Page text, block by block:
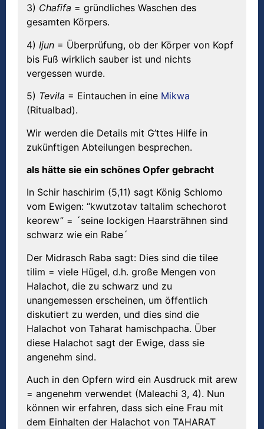
3) Chafifa = gründliches Waschen des
gesamten Körpers.
4) Ijun = Überprüfung, ob der Körper von Kopf
bis Fuß wirklich sauber ist und nichts
vergessen wurde.
5) Tevila = Eintauchen in eine Mikwa
(Ritualbad).
Wir werden die Details mit G’ttes Hilfe in
zukünftigen Abteilungen besprechen.
als hätte sie ein schönes Opfer gebracht
In Schir haschirim (5,11) sagt König Schlomo
vom Ewigen: “kwutzotav taltalim schechorot
keorew” = ´seine lockigen Haarsträhnen sind
schwarz wie ein Rabe´
Der Midrasch Raba sagt: Dies sind die tilee
tilim = viele Hügel, d.h. große Mengen von
Halachot, die zu schwarz und zu
unangemessen erscheinen, um öffentlich
diskutiert zu werden, und dies sind die
Halachot von Taharat hamischpacha. Über
diese Halachot sagt der Ewige, dass sie
angenehm sind.
Auch in den Opfern wird ein Ausdruck mit arew
= angenehm verwendet (Maleachi 3, 4). Nun
können wir erfahren, dass sich eine Frau mit
dem Einhalten der Halachot von TAHARAT